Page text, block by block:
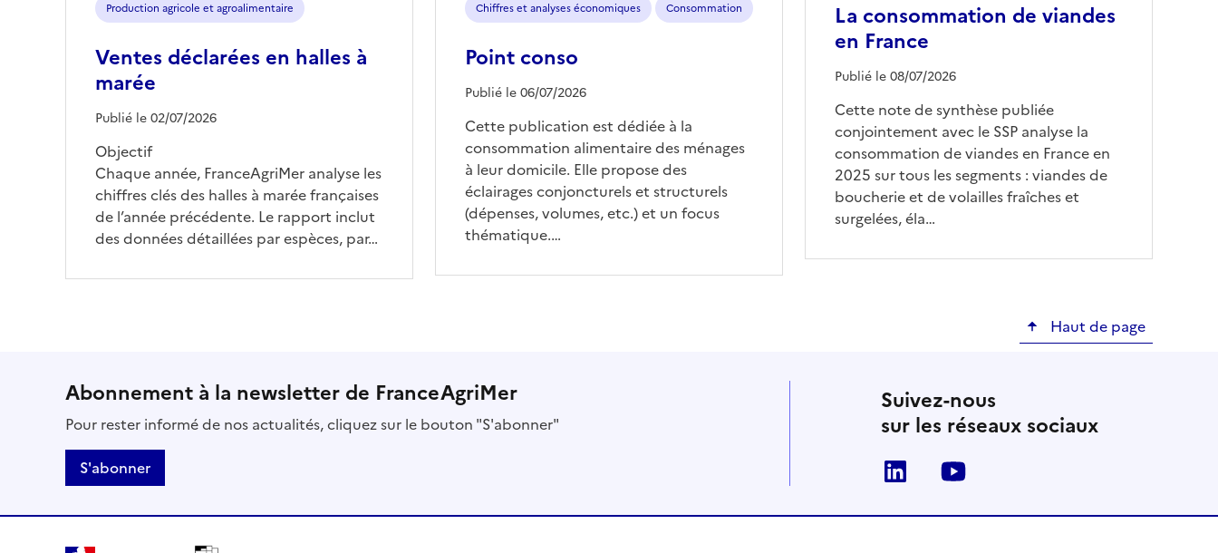
Production agricole et agroalimentaire
Ventes déclarées en halles à
marée
Publié le 02/07/2026
Objectif
Chaque année, FranceAgriMer analyse les
chiffres clés des halles à marée françaises
de l’année précédente. Le rapport inclut
des données détaillées par espèces, par…
Chiffres et analyses économiques Consommation
Point conso
Publié le 06/07/2026
Cette publication est dédiée à la
consommation alimentaire des ménages
à leur domicile. Elle propose des
éclairages conjoncturels et structurels
(dépenses, volumes, etc.) et un focus
thématique.…
La consommation de viandes
en France
Publié le 08/07/2026
Cette note de synthèse publiée
conjointement avec le SSP analyse la
consommation de viandes en France en
2025 sur tous les segments : viandes de
boucherie et de volailles fraîches et
surgelées, éla…
Haut de page
Abonnement à la newsletter de FranceAgriMer
Pour rester informé de nos actualités, cliquez sur le bouton "S'abonner"
S'abonner
Suivez-nous
sur les réseaux sociaux
Linkedin